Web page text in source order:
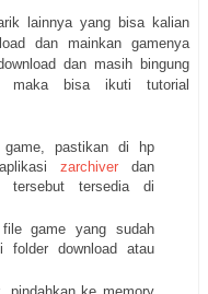
lainnya yang bisa kalian
dan mainkan gamenya
dan masih bingung
maka bisa ikuti tutorial
game, pastikan di hp
zarchiverdan
tersedia di
game yang sudah
folder download atau